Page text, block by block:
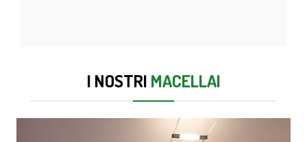
I NOSTRI MACELLAI